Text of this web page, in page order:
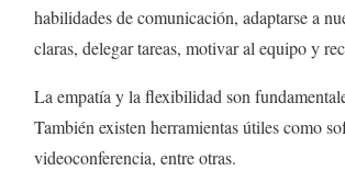
habilidades de comunicación, adaptarse a
claras, delegar tareas, motivar al equipo y
La empatía y la flexibilidad son
También existen herramientas útiles como
videoconferencia, entre otras.